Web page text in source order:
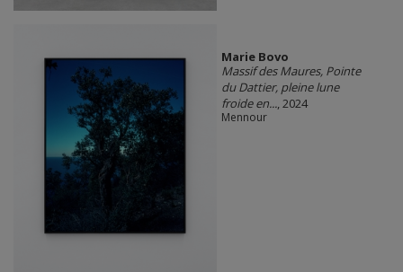
Marie Bovo
Massif des Maures, Pointe
du Dattier, pleine lune
froide en..., 2024
Mennour